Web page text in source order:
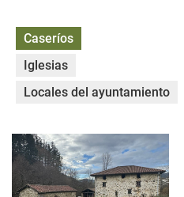
Caseríos
Iglesias
Locales del ayuntamiento
ZUDUBIARTE - ABIEGA 8.jpg